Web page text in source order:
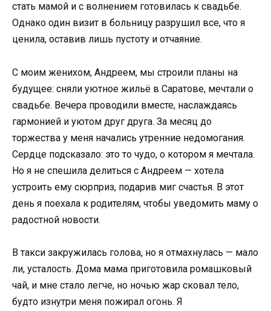
стать мамой и с волнением готовилась к свадьбе.
Однако один визит в больницу разрушил все, что я
ценила, оставив лишь пустоту и отчаяние.
С моим женихом, Андреем, мы строили планы на
будущее: сняли уютное жильё в Саратове, мечтали о
свадьбе. Вечера проводили вместе, наслаждаясь
гармонией и уютом друг друга. За месяц до
торжества у меня начались утренние недомогания.
Сердце подсказало: это то чудо, о котором я мечтала.
Но я не спешила делиться с Андреем — хотела
устроить ему сюрприз, подарив миг счастья. В этот
день я поехала к родителям, чтобы уведомить маму о
радостной новости.
В такси закружилась голова, но я отмахнулась — мало
ли, усталость. Дома мама приготовила ромашковый
чай, и мне стало легче, но ночью жар сковал тело,
будто изнутри меня пожирал огонь. Я